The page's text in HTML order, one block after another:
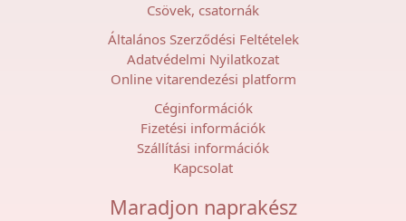
Csövek, csatornák
Általános Szerződési Feltételek
Adatvédelmi Nyilatkozat
Online vitarendezési platform
Céginformációk
Fizetési információk
Szállítási információk
Kapcsolat
Maradjon naprakész